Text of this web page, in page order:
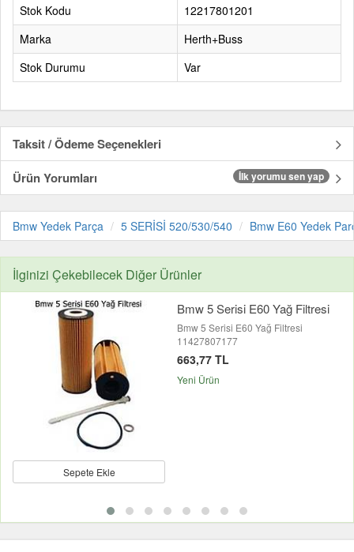
Stok Kodu
12217801201
Marka
Herth+Buss
Stok Durumu
Var
Taksit / Ödeme Seçenekleri
Ürün Yorumları
İlk yorumu sen yap
Bmw Yedek Parça 5 SERİSİ 520/530/540 Bmw E60 Yedek
İlginizi Çekebilecek Diğer Ürünler
Sepete Ekle
Bmw 5 Serisi E60 Yağ Filtresi
Bmw 5 Serisi E60 Yağ Filtresi
11427807177
663,77 TL
Yeni Ürün